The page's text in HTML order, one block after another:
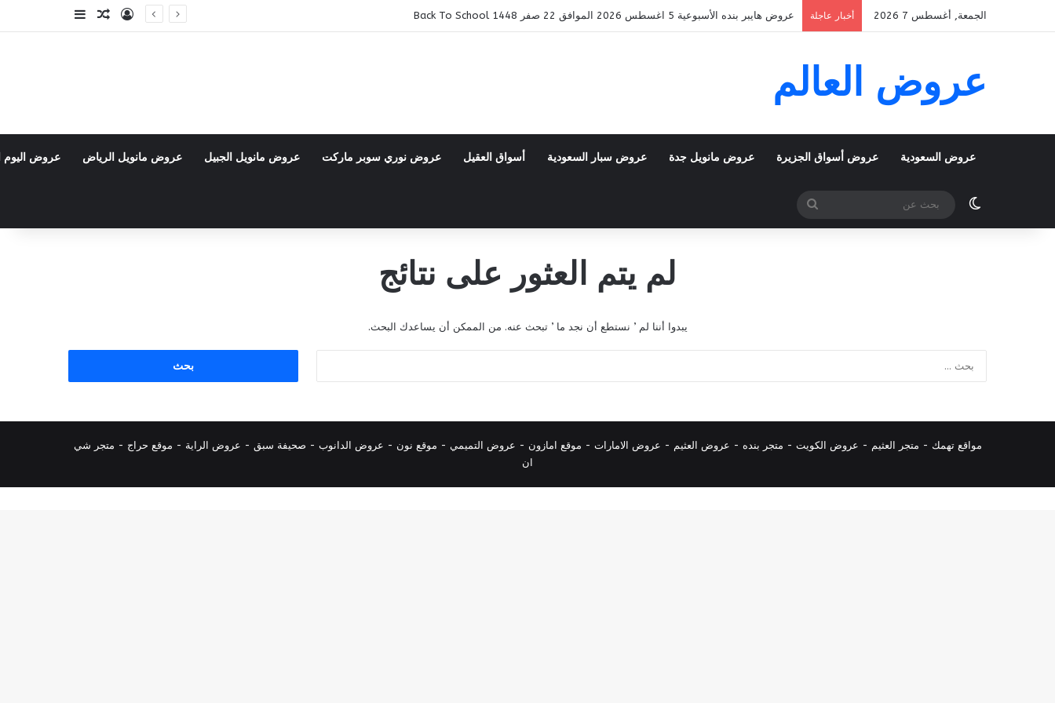
الجمعة, أغسطس 7 2026 أخبار عاجلة عروض هايبر بنده الأسبوعية 5 اغسطس 2026 الموافق 22 صفر 1448 Back To School تسجيل الدخول
مقال عشوائي
إضافة عمود
عروض العالم
عروض السعودية عروض أسواق الجزيرة عروض مانويل جدة عروض سبار السعودية أسواق العقيل عروض نوري سوبر ماركت عروض مانويل الجبيل عروض مانويل الرياض عروض اليوم
الوضع المظلم
بحث
عن
لم يتم العثور على نتائج
يبدوا أننا لم ’ نستطع أن نجد ما ’ تبحث عنه. من الممكن أن يساعدك البحث.
مواقع تهمك - متجر العثيم - عروض الكويت - متجر بنده - عروض العثيم - عروض الامارات - موقع امازون - عروض التميمي - موقع نون - عروض الدانوب - صحيفة سبق - عروض الراية - موقع حراج - متجر شي
ان